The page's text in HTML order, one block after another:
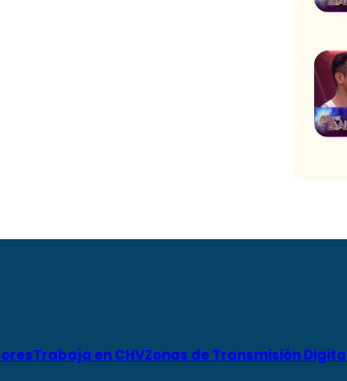
Trabaja en CHVZonas de Transmisión